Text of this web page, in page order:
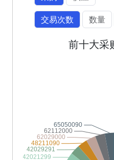
交易次数
数量
前十大采